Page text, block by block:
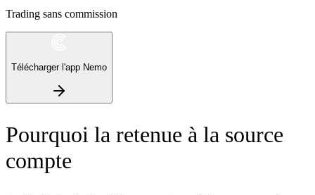
Trading sans commission
Télécharger l'app Nemo
Pourquoi la retenue à la source
compte